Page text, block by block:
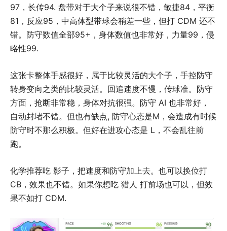
97，长传94. 盘带对于大个子来说很不错，敏捷84，平衡
81，反应95，中高体型带球会稍差一些，但打 CDM 还不
错。防守数值全部95+，身体数值也非常好，力量99，侵
略性99.
这张卡整体手感很好，属于比较灵活的大个子，手控防守
转身变向之类的比较灵活。回追速度不慢，传球准。防守
方面，抢断非常稳，身体对抗很强。防守 AI 也非常好，
自动封堵不错。但也有缺点, 防守心态是M，会造成有时候
防守时不那么积极。但好在进攻心态是 L，不会乱往前
跑。
化学推荐吃 影子，把速度和防守加上去。也可以换位打
CB，效果也不错。如果你想吃 猎人 打前场也可以，但效
果不如打 CDM.